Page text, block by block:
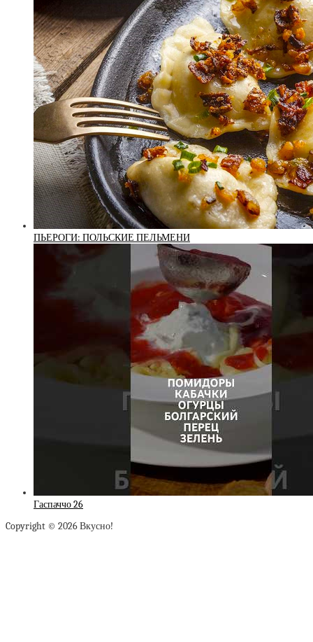
ПЬЕРОГИ: ПОЛЬСКИЕ ПЕЛЬМЕНИ
Гаспаччо 26
Copyright © 2026 Вкусно!